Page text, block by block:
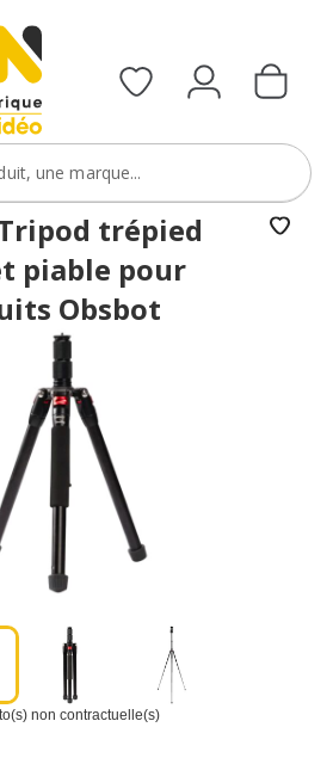
trépied
piable pour
Obsbot
non contractuelle(s)